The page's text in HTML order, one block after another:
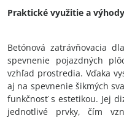
Praktické využitie a
Betónová zatrávňovacia
spevnenie pojazdných
vzhľad prostredia. Vďaka
aj na spevnenie šikmých
funkčnosť s estetikou. Jej
jednotlivé prvky, čím